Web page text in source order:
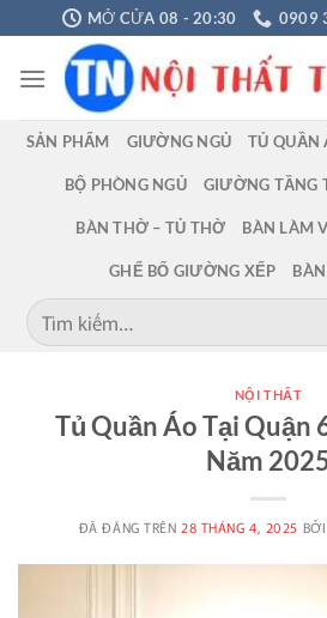
Chuyển
đến
nội
MỞ CỬA 08 - 20:30 0909
SẢN PHẨM GIƯỜNG NGỦ TỦ QUẦN
BỘ PHÒNG NGỦ GIƯỜNG TẦNG
BÀN THỜ – TỦ THỜ BÀN LÀM
GHẾ BỐ GIƯỜNG XẾP
Tìm
kiếm:
NỘI THẤT
Tủ Quần Áo Tại Quận
Năm
ĐÃ ĐĂNG TRÊN 28 THÁNG 4, 2025 BỞI